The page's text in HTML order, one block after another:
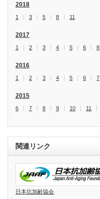
2018
1 3 5 8 11
2017
1 2 3 4 5 6 8
2016
1 2 3 4 5 6 7
2015
6 7 8 9 10 11
関連リンク
日本抗加齢協会